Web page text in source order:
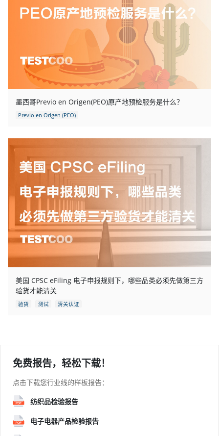
墨西哥Previo en Origen(PEO)原产地预检服务是什么？
Previo en Origen (PEO)
美国 CPSC eFiling 电子申报规则下，哪些品类必须先做第三方
验货才能清关
验货 测试 清关认证
免费报告，轻松下载！
点击下载您行业线的样板报告：
纺织品检验报告
电子电器产品检验报告